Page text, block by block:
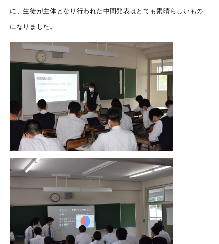
に、生徒が主体となり行われた中間発表はとても素晴らしいもの
になりました。